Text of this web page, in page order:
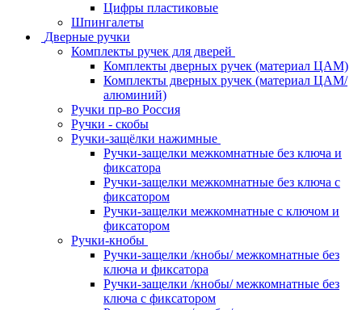
Цифры пластиковые
Шпингалеты
Дверные ручки
Комплекты ручек для дверей
Комплекты дверных ручек (материал ЦАМ)
Комплекты дверных ручек (материал ЦАМ/
алюминий)
Ручки пр-во Россия
Ручки - скобы
Ручки-защёлки нажимные
Ручки-защелки межкомнатные без ключа и
фиксатора
Ручки-защелки межкомнатные без ключа с
фиксатором
Ручки-защелки межкомнатные с ключом и
фиксатором
Ручки-кнобы
Ручки-защелки /кнобы/ межкомнатные без
ключа и фиксатора
Ручки-защелки /кнобы/ межкомнатные без
ключа с фиксатором